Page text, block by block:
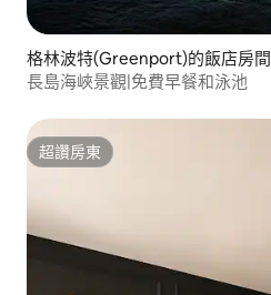
格林波特(Greenport)的飯店房間
長島海峽景觀|免費早餐和泳池
超讚房東
超讚房東